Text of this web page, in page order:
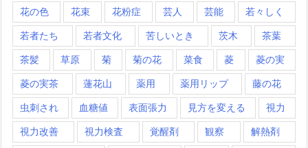
花の色 花束 花粉症 芸人 芸能 若々しく
若者たち 若者文化 苦しいとき 茨木 茶葉
茶髪 草原 菊 菊の花 菜食 菱 菱の実
菱の実茶 蓮花山 薬用 薬用リップ 藤の花
虫刺され 血糖値 表面張力 見方を変える 視力
視力改善 視力検査 覚醒剤 観察 解熱剤